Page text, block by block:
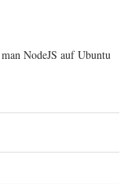
NodeJS auf Ubuntu